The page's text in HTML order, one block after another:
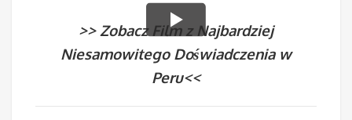
>> Zobacz Film z Najbardziej
Niesamowitego Doświadczenia w
Peru<<